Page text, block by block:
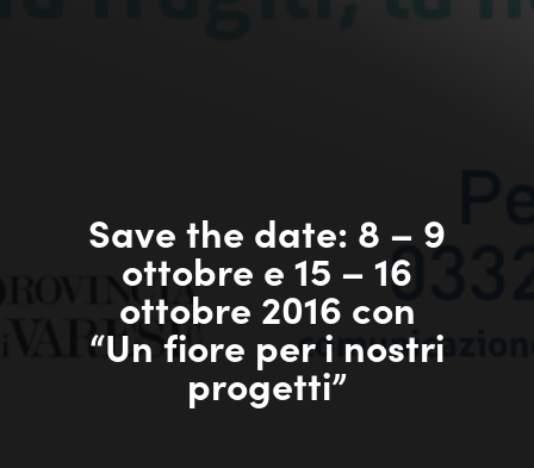
Save the date: 8 – 9
ottobre e 15 – 16
ottobre 2016 con
“Un fiore per i nostri
progetti”